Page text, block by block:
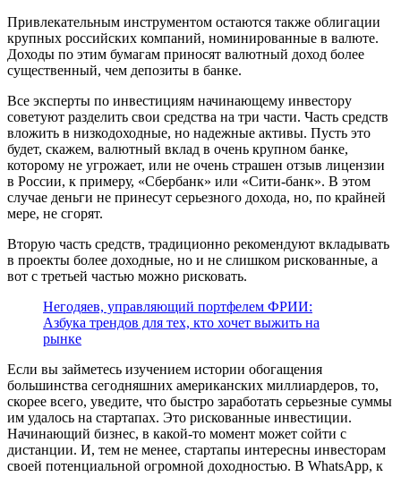
Привлекательным инструментом остаются также облигации
крупных российских компаний, номинированные в валюте.
Доходы по этим бумагам приносят валютный доход более
существенный, чем депозиты в банке.
Все эксперты по инвестициям начинающему инвестору
советуют разделить свои средства на три части. Часть средств
вложить в низкодоходные, но надежные активы. Пусть это
будет, скажем, валютный вклад в очень крупном банке,
которому не угрожает, или не очень страшен отзыв лицензии
в России, к примеру, «Сбербанк» или «Сити-банк». В этом
случае деньги не принесут серьезного дохода, но, по крайней
мере, не сгорят.
Вторую часть средств, традиционно рекомендуют вкладывать
в проекты более доходные, но и не слишком рискованные, а
вот с третьей частью можно рисковать.
Негодяев, управляющий портфелем ФРИИ:
Азбука трендов для тех, кто хочет выжить на
рынке
Если вы займетесь изучением истории обогащения
большинства сегодняшних американских миллиардеров, то,
скорее всего, уведите, что быстро заработать серьезные суммы
им удалось на стартапах. Это рискованные инвестиции.
Начинающий бизнес, в какой-то момент может сойти с
дистанции. И, тем не менее, стартапы интересны инвесторам
своей потенциальной огромной доходностью. В WhatsApp, к